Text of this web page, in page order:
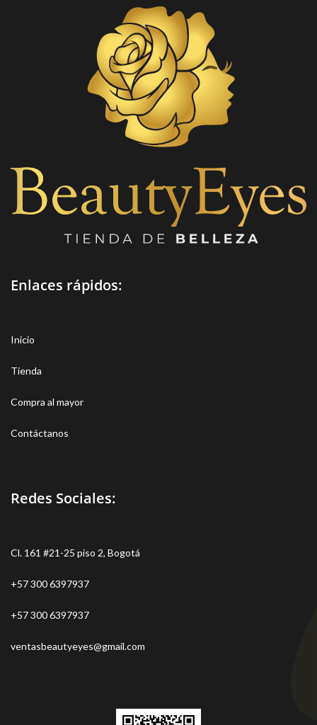
ácidos grasos insaturados.
Además, gracias a su textura
fluida, son de muy fácil
aplicación. Estos tienen
diferentes funciones, algunos
hidratan y suavizan, mientras
otros pueden tener
propiedades regeneradoras,
reafirmantes, anti estrías,
Enlaces rápidos:
Inicio
Tienda
Compra al mayor
Contáctanos
Redes Sociales:
Cl. 161 #21-25 piso 2, Bogotá
+57 300 6397937
+57 300 6397937
ventasbeautyeyes@gmail.com